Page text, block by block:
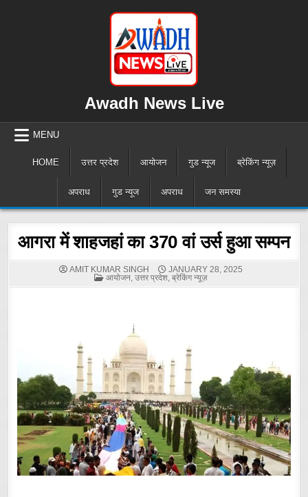
Awadh News Live
MENU
HOME उत्तर प्रदेश आयोजन गुड न्यूज ब्रेकिंग न्यूज़
अपराध गुड न्यूज अपराध जन समस्या
आगरा में शाहजहां का 370 वां उर्स हुआ सम्पन
AMIT KUMAR SINGH JANUARY 28, 2025
POSTED
IN
आयोजन, उत्तर प्रदेश, ब्रेकिंग न्यूज़